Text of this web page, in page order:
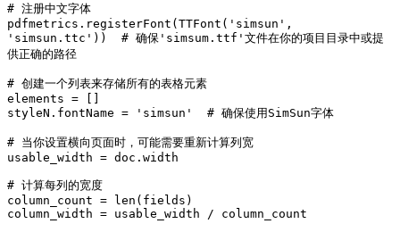
# 注册中文字体
pdfmetrics.registerFont(TTFont('simsun',
'simsun.ttc'))  # 确保'simsum.ttf'文件在你的项目目录中或提
供正确的路径
# 创建一个列表来存储所有的表格元素
elements = []
styleN.fontName = 'simsun'  # 确保使用SimSun字体
# 当你设置横向页面时，可能需要重新计算列宽
usable_width = doc.width
# 计算每列的宽度
column_count = len(fields)
column_width = usable_width / column_count